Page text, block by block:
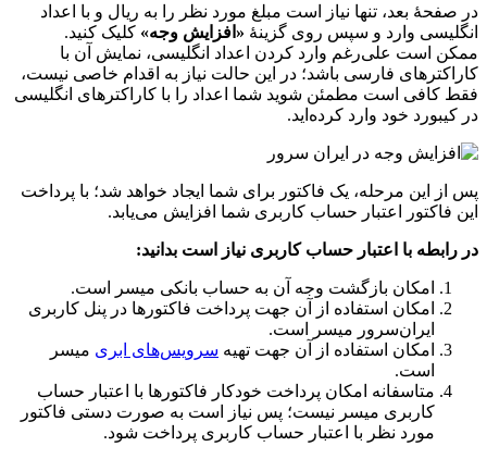
در صفحۀ بعد، تنها نیاز است مبلغ مورد نظر را به ریال و با اعداد
انگلیسی وارد و سپس روی گزینۀ «افزایش وجه» کلیک کنید.
ممکن است علی‌رغم وارد کردن اعداد انگلیسی، نمایش آن با
کاراکترهای فارسی باشد؛ در این حالت نیاز به اقدام خاصی نیست،
فقط کافی است مطمئن شوید شما اعداد را با کاراکترهای انگلیسی
در کیبورد خود وارد کرده‌اید.
پس از این مرحله، یک فاکتور برای شما ایجاد خواهد شد؛ با پرداخت
این فاکتور اعتبار حساب کاربری شما افزایش می‌یابد.
در رابطه با اعتبار حساب کاربری نیاز است بدانید:
امکان بازگشت وجه آن به حساب بانکی میسر است.
امکان استفاده از آن جهت پرداخت فاکتورها در پنل کاربری
ایران‌سرور میسر است.
امکان استفاده از آن جهت تهیه سرویس‌های ابری میسر
است.
متاسفانه امکان پرداخت خودکار فاکتورها با اعتبار حساب
کاربری میسر نیست؛ پس نیاز است به صورت دستی فاکتور
مورد نظر با اعتبار حساب کاربری پرداخت شود.